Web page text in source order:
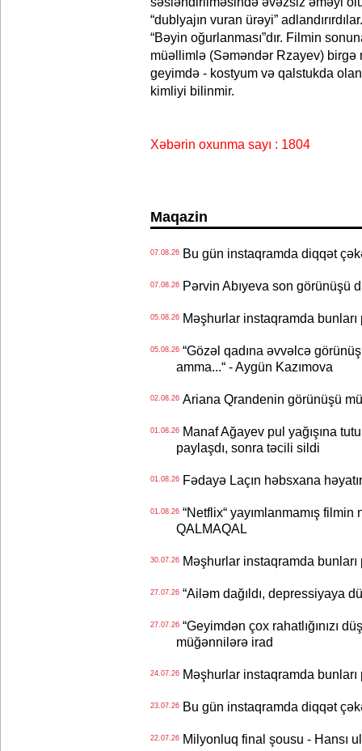
“dublyajın vuran ürəyi”
“Bəyin oğurlanması”dır. Filmin
müəllimlə (Səməndər Rzayev) birgə
geyimdə - kostyum və qalstukda
kimliyi bilinmir.
Xəbərin oxunma sayı : 1804
Maqazin
07.08.26Bu gün instaqramda diqqət
07.08.26Pərvin Abıyeva son görünüşü
05.08.26Məşhurlar instaqramda bunları
05.08.26“Gözəl qadına əvvəlcə
amma...“ - Aygün Kazımova
02.08.26Ariana Qrandenin görünüşü
01.08.26Manaf Ağayev pul yağışına
paylaşdı, sonra təcili sildi
01.08.26Fədayə Laçın həbsxana
01.08.26“Netflix“ yayımlanmamış
QALMAQAL
30.07.26Məşhurlar instaqramda bunları
27.07.26“Ailəm dağıldı, depressiyaya
27.07.26“Geyimdən çox rahatlığınızı
müğənnilərə irad
24.07.26Məşhurlar instaqramda bunları
23.07.26Bu gün instaqramda diqqət
22.07.26Milyonluq final şousu - Hansı